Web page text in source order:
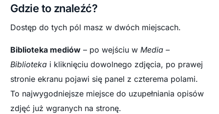
Gdzie to znaleźć?
Dostęp do tych pól masz w dwóch miejscach.
Biblioteka mediów – po wejściu wMedia –
Biblioteka i kliknięciu dowolnego zdjęcia, po prawej
stronie ekranu pojawi się panel z czterema polami.
To najwygodniejsze miejsce do uzupełniania opisów
zdjęć już wgranych na stronę.